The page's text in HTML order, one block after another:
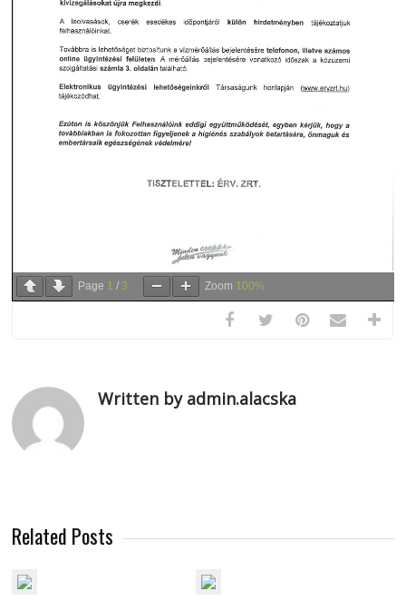
Page 1 / 3 Zoom 100%
Written by admin.alacska
Related Posts